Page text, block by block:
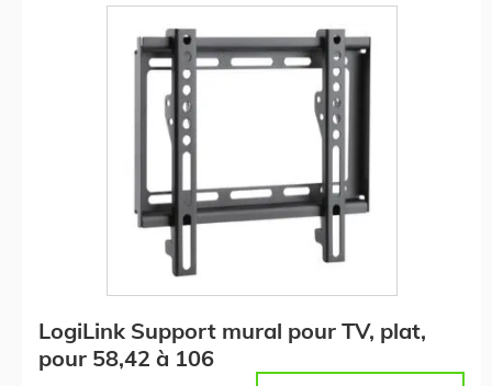
LogiLink Support mural pour TV, plat,
pour 58,42 à 106